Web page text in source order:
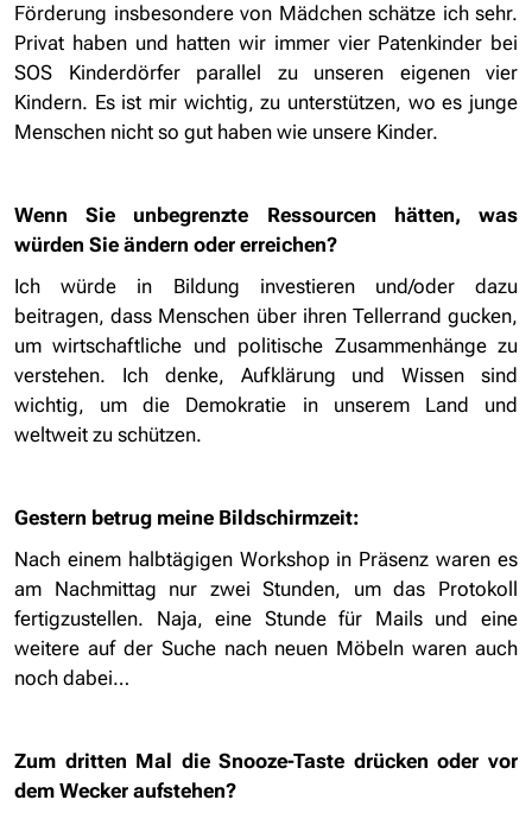
Förderung insbesondere von Mädchen schätze ich sehr.
Privat haben und hatten wir immer vier Patenkinder bei
SOS Kinderdörfer parallel zu unseren eigenen vier
Kindern. Es ist mir wichtig, zu unterstützen, wo es junge
Menschen nicht so gut haben wie unsere Kinder.
Wenn Sie unbegrenzte Ressourcen hätten, was
würden Sie ändern oder erreichen?
Ich würde in Bildung investieren und/oder dazu
beitragen, dass Menschen über ihren Tellerrand gucken,
um wirtschaftliche und politische Zusammenhänge zu
verstehen. Ich denke, Aufklärung und Wissen sind
wichtig, um die Demokratie in unserem Land und
weltweit zu schützen.
Gestern betrug meine Bildschirmzeit:
Nach einem halbtägigen Workshop in Präsenz waren es
am Nachmittag nur zwei Stunden, um das Protokoll
fertigzustellen. Naja, eine Stunde für Mails und eine
weitere auf der Suche nach neuen Möbeln waren auch
noch dabei…
Zum dritten Mal die Snooze-Taste drücken oder vor
dem Wecker aufstehen?